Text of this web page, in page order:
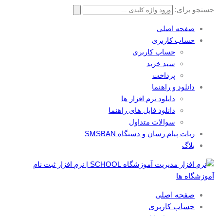
جستجو برای:
صفحه اصلی
حساب کاربری
حساب کاربری
سبد خرید
پرداخت
دانلود و راهنما
دانلود نرم افزار ها
دانلود فایل های راهنما
سوالات متداول
ربات پیام رسان و دستگاه SMSBAN
بلاگ
صفحه اصلی
حساب کاربری